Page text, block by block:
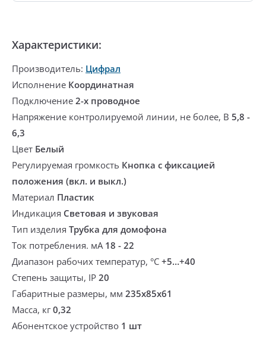
Характеристики:
Производитель: Цифрал
Исполнение Координатная
Подключение 2-х проводное
Напряжение контролируемой линии, не более, В 5,8 -
6,3
Цвет Белый
Регулируемая громкость Кнопка с фиксацией
положения (вкл. и выкл.)
Материал Пластик
Индикация Световая и звуковая
Тип изделия Трубка для домофона
Ток потребления. мА 18 - 22
Диапазон рабочих температур, °С +5…+40
Степень защиты, IP 20
Габаритные размеры, мм 235х85х61
Масса, кг0,32
Абонентское устройство 1 шт